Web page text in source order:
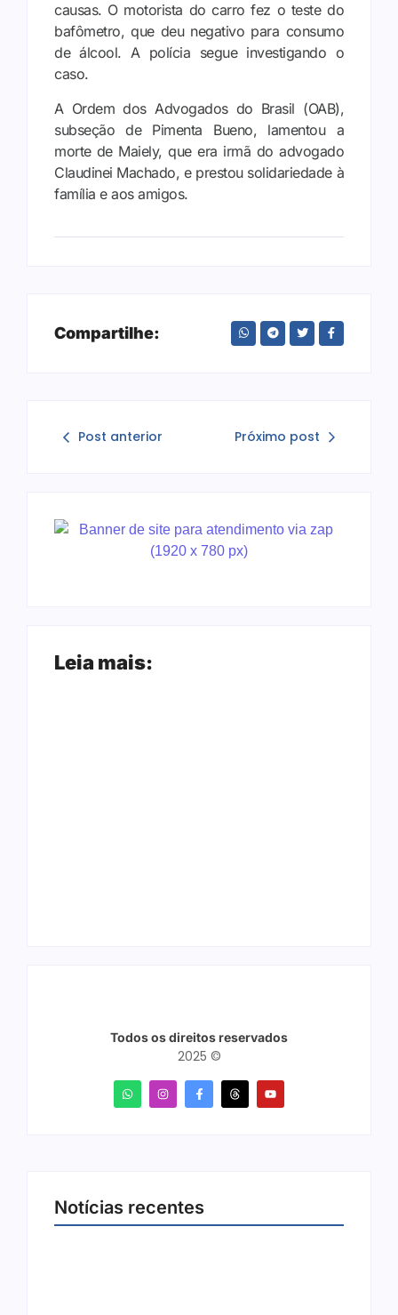
causas. O motorista do carro fez o teste do
bafômetro, que deu negativo para consumo
de álcool. A polícia segue investigando o
caso.
A Ordem dos Advogados do Brasil (OAB),
subseção de Pimenta Bueno, lamentou a
morte de Maiely, que era irmã do advogado
Claudinei Machado, e prestou solidariedade à
família e aos amigos.
Compartilhe:
Post anterior Próximo post
Leia mais:
Todos os direitos reservados
2025 ©
Notícias recentes